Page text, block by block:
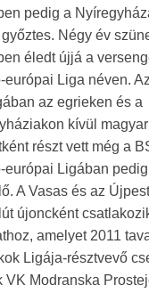
pedig a
Négy év
éledt újjá a
európai Liga néven.
az egrieken és a
kívül magyar
részt vett még a
európai Ligában
A Vasas és az
újoncként
amelyet 2011
Ligája-résztvevő
VK Modranska